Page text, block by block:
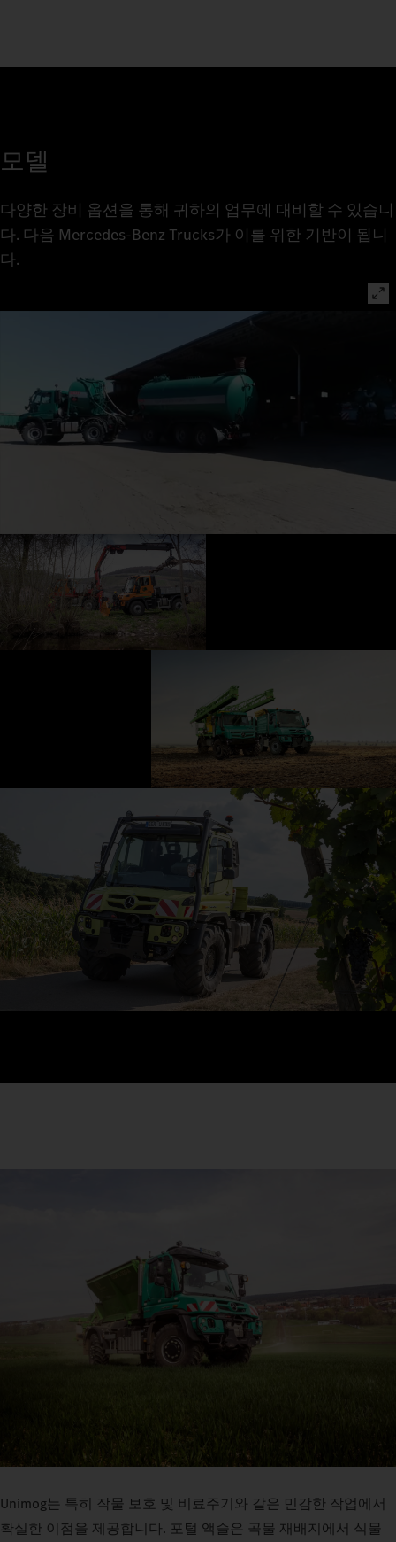
모델
다양한 장비 옵션을 통해 귀하의 업무에 대비할 수 있습니
다. 다음 Mercedes‑Benz Trucks가 이를 위한 기반이 됩니
다.
Unimog는 특히 작물 보호 및 비료주기와 같은 민감한 작업에서
확실한 이점을 제공합니다. 포털 액슬은 곡물 재배지에서 식물